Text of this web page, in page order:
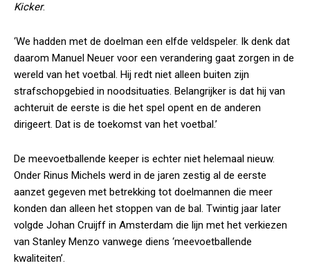
Kicker.
‘We hadden met de doelman een elfde veldspeler. Ik denk dat
daarom Manuel Neuer voor een verandering gaat zorgen in de
wereld van het voetbal. Hij redt niet alleen buiten zijn
strafschopgebied in noodsituaties. Belangrijker is dat hij van
achteruit de eerste is die het spel opent en de anderen
dirigeert. Dat is de toekomst van het voetbal.’
De meevoetballende keeper is echter niet helemaal nieuw.
Onder Rinus Michels werd in de jaren zestig al de eerste
aanzet gegeven met betrekking tot doelmannen die meer
konden dan alleen het stoppen van de bal. Twintig jaar later
volgde Johan Cruijff in Amsterdam die lijn met het verkiezen
van Stanley Menzo vanwege diens ‘meevoetballende
kwaliteiten’.